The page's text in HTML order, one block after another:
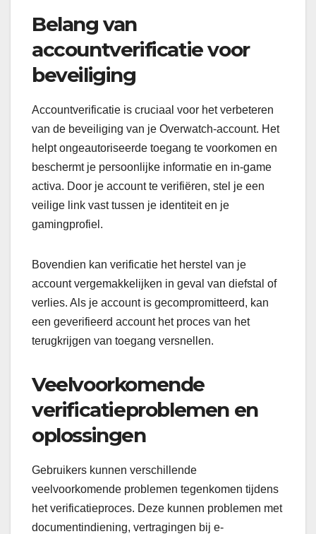
Belang van
accountverificatie voor
beveiliging
Accountverificatie is cruciaal voor het verbeteren
van de beveiliging van je Overwatch-account. Het
helpt ongeautoriseerde toegang te voorkomen en
beschermt je persoonlijke informatie en in-game
activa. Door je account te verifiëren, stel je een
veilige link vast tussen je identiteit en je
gamingprofiel.
Bovendien kan verificatie het herstel van je
account vergemakkelijken in geval van diefstal of
verlies. Als je account is gecompromitteerd, kan
een geverifieerd account het proces van het
terugkrijgen van toegang versnellen.
Veelvoorkomende
verificatieproblemen en
oplossingen
Gebruikers kunnen verschillende
veelvoorkomende problemen tegenkomen tijdens
het verificatieproces. Deze kunnen problemen met
documentindiening, vertragingen bij e-